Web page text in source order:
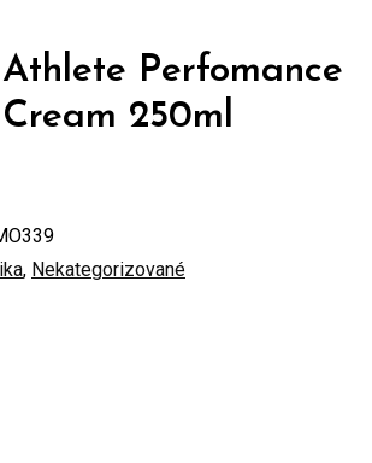
Perfomance
250ml
, Nekategorizované